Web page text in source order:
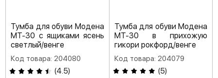
Тумба для обуви Модена
МТ-30 с ящиками ясень
светлый/венге
Код товара: 204080
(4.5)
Тумба для обуви Модена
МТ-30 в прихожую
гикори рокфорд/венге
Код товара: 204079
(5)